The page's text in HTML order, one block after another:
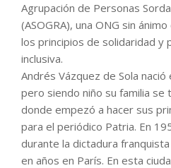
Agrupación de Personas
(ASOGRA), una ONG sin
los principios de solidaridad y
inclusiva.
Andrés Vázquez de Sola nació
pero siendo niño su familia se
donde empezó a hacer sus
para el periódico Patria. En
durante la dictadura
en años en París. En esta